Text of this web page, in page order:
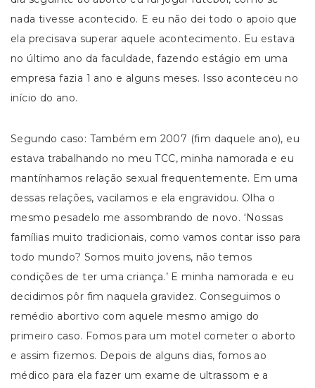
nada tivesse acontecido. E eu não dei todo o apoio que
ela precisava superar aquele acontecimento. Eu estava
no último ano da faculdade, fazendo estágio em uma
empresa fazia 1 ano e alguns meses. Isso aconteceu no
início do ano.
Segundo caso: Também em 2007 (fim daquele ano), eu
estava trabalhando no meu TCC, minha namorada e eu
mantínhamos relação sexual frequentemente. Em uma
dessas relações, vacilamos e ela engravidou. Olha o
mesmo pesadelo me assombrando de novo. ‘Nossas
famílias muito tradicionais, como vamos contar isso para
todo mundo? Somos muito jovens, não temos
condições de ter uma criança.’ E minha namorada e eu
decidimos pôr fim naquela gravidez. Conseguimos o
remédio abortivo com aquele mesmo amigo do
primeiro caso. Fomos para um motel cometer o aborto
e assim fizemos. Depois de alguns dias, fomos ao
médico para ela fazer um exame de ultrassom e a